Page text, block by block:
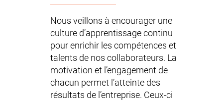
Nous veillons à encourager une
culture d’apprentissage continu
pour enrichir les compétences et
talents de nos collaborateurs. La
motivation et l’engagement de
chacun permet l’atteinte des
résultats de l’entreprise. Ceux-ci